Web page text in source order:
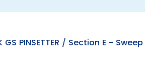
PINSETTER / Section E -